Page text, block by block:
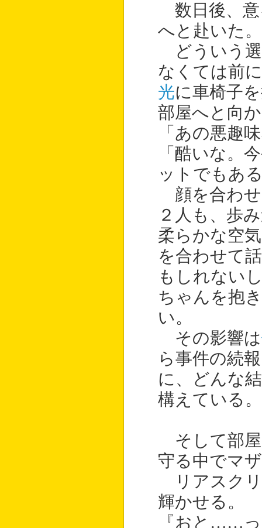
数日後、意
へと赴いた。
どういう選
なくては前
光に車椅子
部屋へと向
「あの悪趣
「酷いな。
ットでもあ
顔を合わせ
２人も、歩
柔らかな空
を合わせて
もしれない
ちゃんを抱
い。
その影響は
ら事件の続
に、どんな
構えている。
そして部屋
守る中でマ
リアスクリ
輝かせる。
『おと……